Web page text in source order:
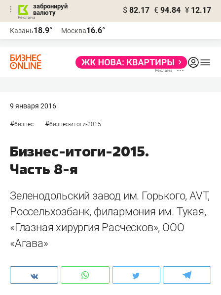
забронируй
валюту
$ 82.17 € 94.84 ¥ 12.17
Казань18.9° Москва16.6°
9 января 2016
#бизнес #бизнес-итоги-2015
Бизнес-итоги-2015.
Часть 8-я
Зеленодольский завод им. Горького, AVT,
Россельхозбанк, филармония им. Тукая,
«Глазная хирургия Расческов», ООО
«Агава»